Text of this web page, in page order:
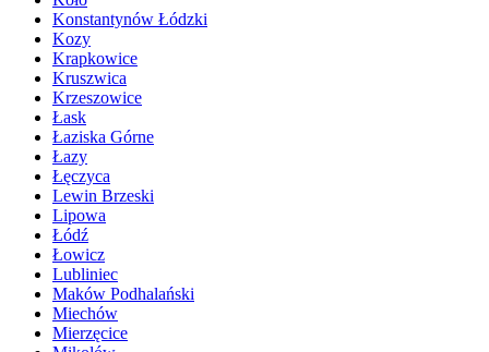
Konstantynów Łódzki
Kozy
Krapkowice
Kruszwica
Krzeszowice
Łask
Łaziska Górne
Łazy
Łęczyca
Lewin Brzeski
Lipowa
Łódź
Łowicz
Lubliniec
Maków Podhalański
Miechów
Mierzęcice